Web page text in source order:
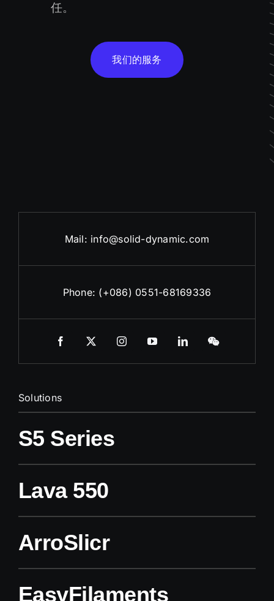
任。
我们的服务
Mail: info@solid-dynamic.com
Phone: (+086) 0551-68169336
Solutions
S5 Series
Lava 550
ArroSlicr
EasyFilaments